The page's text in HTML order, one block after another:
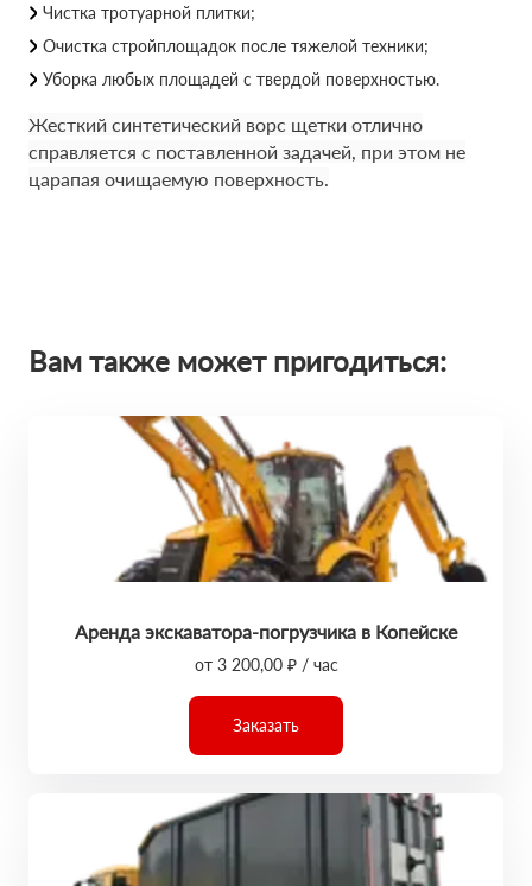
Чистка тротуарной плитки;
Очистка стройплощадок после тяжелой техники;
Уборка любых площадей с твердой поверхностью.
Жесткий синтетический ворс щетки отлично
справляется с поставленной задачей, при этом не
царапая очищаемую поверхность.
Вам также может пригодиться:
Аренда экскаватора-погрузчика в Копейске
от 3 200,00 ₽ / час
Заказать